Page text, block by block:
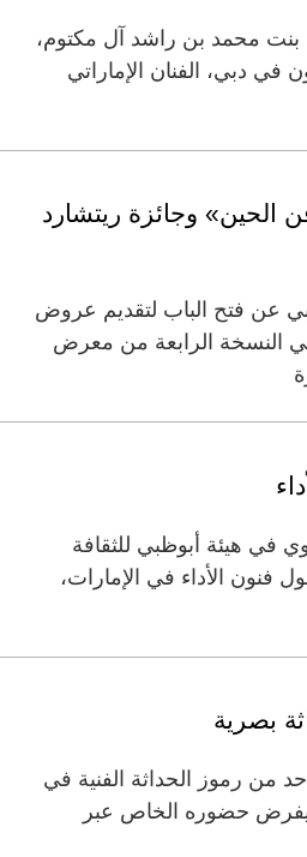
محمد بن راشد آل مكتوم،
في دبي، الفنان الإماراتي
الحين» وجائزة ريتشارد
عن فتح الباب لتقديم عروض
النسخة الرابعة من معرض
في هيئة أبوظبي للثقافة
فنون الأداء في الإمارات،
بصرية
من رموز الحداثة الفنية في
يفرض حضوره الخاص عبر